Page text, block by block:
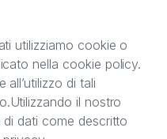
di StreetLib S.r.l.
StreetLib S.r.l. è
intellettuale
distintivi presenti
utilizziamo cookie o
nella cookie policy.
all’utilizzo di tali
Utilizzando il nostro
dati come descritto